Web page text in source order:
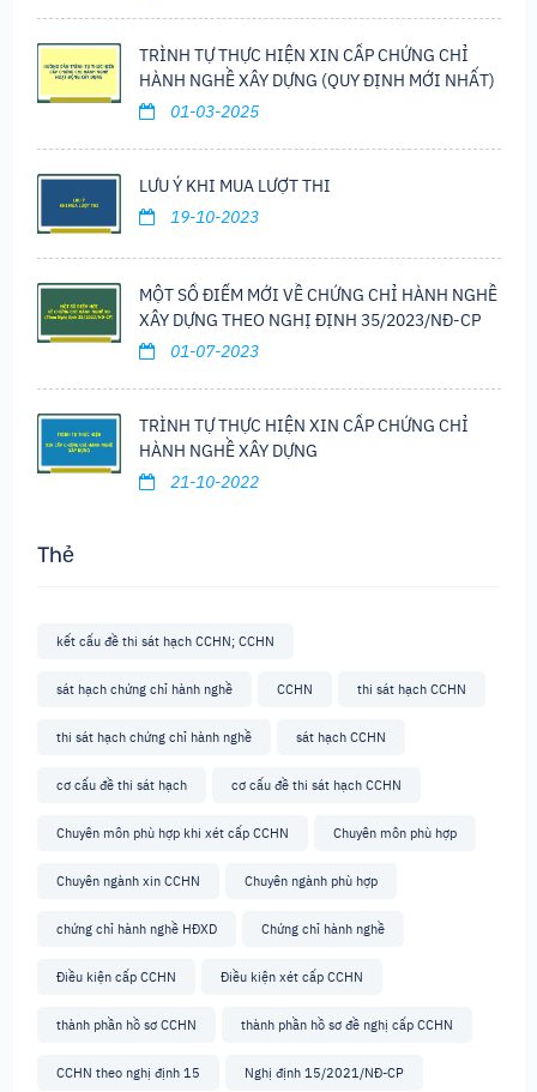
TRÌNH TỰ THỰC HIỆN XIN CẤP CHỨNG CHỈ
HÀNH NGHỀ XÂY DỰNG (QUY ĐỊNH MỚI NHẤT)
01-03-2025
LƯU Ý KHI MUA LƯỢT THI
19-10-2023
MỘT SỐ ĐIỂM MỚI VỀ CHỨNG CHỈ HÀNH NGHỀ
XÂY DỰNG THEO NGHỊ ĐỊNH 35/2023/NĐ-CP
01-07-2023
TRÌNH TỰ THỰC HIỆN XIN CẤP CHỨNG CHỈ
HÀNH NGHỀ XÂY DỰNG
21-10-2022
Thẻ
kết cấu đề thi sát hạch CCHN; CCHN
sát hạch chứng chỉ hành nghề CCHN thi sát hạch CCHN
thi sát hạch chứng chỉ hành nghề sát hạch CCHN
cơ cấu đề thi sát hạch cơ cấu đề thi sát hạch CCHN
Chuyên môn phù hợp khi xét cấp CCHN Chuyên môn phù hợp
Chuyên ngành xin CCHN Chuyên ngành phù hợp
chứng chỉ hành nghề HĐXD Chứng chỉ hành nghề
Điều kiện cấp CCHN Điều kiện xét cấp CCHN
thành phần hồ sơ CCHN thành phần hồ sơ đề nghị cấp CCHN
CCHN theo nghị định 15 Nghị định 15/2021/NĐ-CP